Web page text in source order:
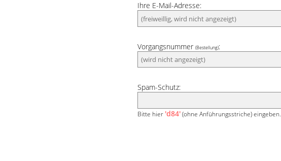
Ihre E-Mail-Adresse:
Vorgangsnummer (Bestellung):
Spam-Schutz:
Bitte hier 'd84'(ohne Anführungsstriche) eingeben.